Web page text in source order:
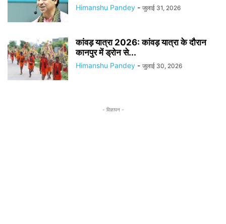
Himanshu Pandey - जुलाई 31, 2026
कांवड़ यात्रा 2026: कांवड़ यात्रा के दौरान
कानपुर में ड्रोन से...
Himanshu Pandey - जुलाई 30, 2026
- विज्ञापन -